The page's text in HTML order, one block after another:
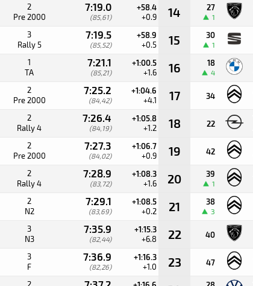
2
Pre 2000
7:19.0
(85,61)
+58.4
+0.9 14 27
1
3
Rally 5
7:19.5
(85,52)
+58.9
+0.5 15 30
1
1
TA
7:21.1
(85,21)
+1:00.5
+1.6 16 18
4
2
Pre 2000
7:25.2
(84,42)
+1:04.6
+4.1 17 34
2
Rally 4
7:26.4
(84,19)
+1:05.8
+1.2 18 22
2
Pre 2000
7:27.3
(84,02)
+1:06.7
+0.9 19 42
2
Rally 4
7:28.9
(83,72)
+1:08.3
+1.6 20 39
1
2
N2
7:29.1
(83,69)
+1:08.5
+0.2 21 38
3
3
N3
7:35.9
(82,44)
+1:15.3
+6.8 22 40
3
F
7:36.9
(82,26)
+1:16.3
+1.0 23 47